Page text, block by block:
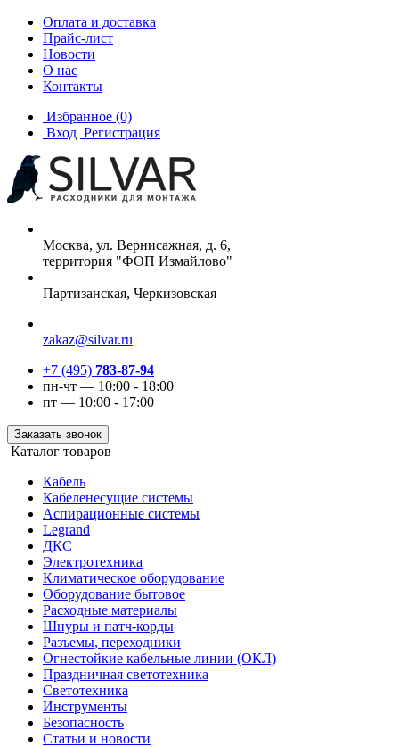
Оплата и доставка
Прайс-лист
Новости
О нас
Контакты
Избранное (0)
Вход Регистрация
Москва, ул. Вернисажная, д. 6,
территория "ФОП Измайлово"
Партизанская, Черкизовская
zakaz@silvar.ru
+7 (495) 783-87-94
пн-чт — 10:00 - 18:00
пт — 10:00 - 17:00
Заказать звонок
Каталог товаров
Кабель
Кабеленесущие системы
Аспирационные системы
Legrand
ДКС
Электротехника
Климатическое оборудование
Оборудование бытовое
Расходные материалы
Шнуры и патч-корды
Разъемы, переходники
Огнестойкие кабельные линии (ОКЛ)
Праздничная светотехника
Светотехника
Инструменты
Безопасность
Статьи и новости